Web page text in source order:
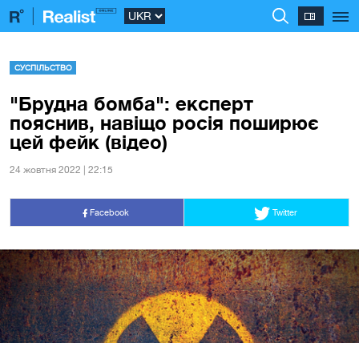
СУСПІЛЬСТВО
"Брудна бомба": експерт
пояснив, навіщо росія поширює
цей фейк (відео)
24 жовтня 2022 | 22:15
Facebook Twitter